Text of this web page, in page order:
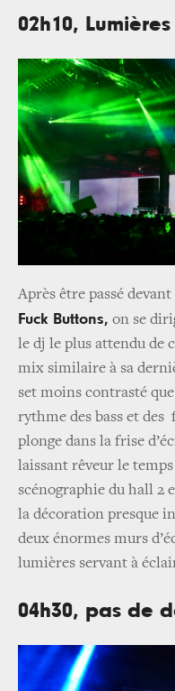
02h10,
Après être passé
Fuck Buttons, on se
le dj le plus attendu de
mix similaire à sa
set moins contrasté
rythme des bass et des
plonge dans la frise
laissant rêveur le
scénographie du hall 2
la décoration presque
deux énormes murs
lumières servant à
04h30, pas de